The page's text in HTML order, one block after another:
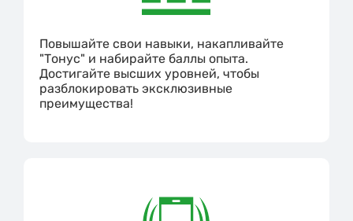
Повышайте свои навыки, накапливайте
"Тонус" и набирайте баллы опыта.
Достигайте высших уровней, чтобы
разблокировать эксклюзивные
преимущества!